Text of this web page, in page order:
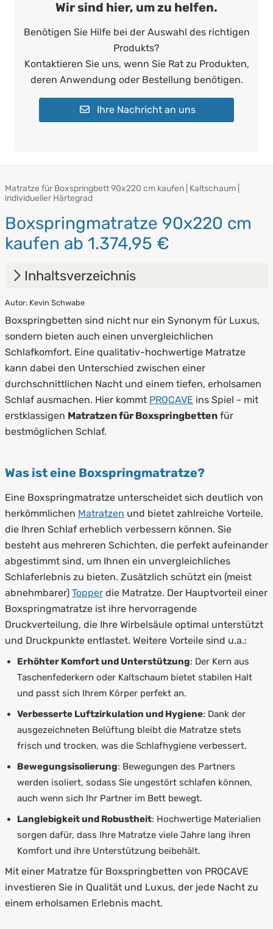
Wir sind hier, um zu helfen.
Benötigen Sie Hilfe bei der Auswahl des richtigen
Produkts?
Kontaktieren Sie uns, wenn Sie Rat zu Produkten,
deren Anwendung oder Bestellung benötigen.
Ihre Nachricht an uns
Matratze für Boxspringbett 90x220 cm kaufen | Kaltschaum |
individueller Härtegrad
Boxspringmatratze 90x220 cm
kaufen ab 1.374,95 €
Inhaltsverzeichnis
1. Was ist eine Boxspringmatratze?
2. Härtegrad einer Boxspringmatratze
3. Materialien & Topper
4. Pflege & Hygiene
Autor: Kevin Schwabe
Boxspringbetten sind nicht nur ein Synonym für Luxus,
sondern bieten auch einen unvergleichlichen
Schlafkomfort. Eine qualitativ-hochwertige Matratze
kann dabei den Unterschied zwischen einer
durchschnittlichen Nacht und einem tiefen, erholsamen
Schlaf ausmachen. Hier kommt PROCAVE ins Spiel - mit
erstklassigen Matratzen für Boxspringbetten für
bestmöglichen Schlaf.
Was ist eine Boxspringmatratze?
Eine Boxspringmatratze unterscheidet sich deutlich von
herkömmlichen Matratzen und bietet zahlreiche Vorteile,
die Ihren Schlaf erheblich verbessern können. Sie
besteht aus mehreren Schichten, die perfekt aufeinander
abgestimmt sind, um Ihnen ein unvergleichliches
Schlaferlebnis zu bieten. Zusätzlich schützt ein (meist
abnehmbarer) Topper die Matratze. Der Hauptvorteil einer
Boxspringmatratze ist ihre hervorragende
Druckverteilung, die Ihre Wirbelsäule optimal unterstützt
und Druckpunkte entlastet. Weitere Vorteile sind u.a.:
Erhöhter Komfort und Unterstützung: Der Kern aus
Taschenfederkern oder Kaltschaum bietet stabilen Halt
und passt sich Ihrem Körper perfekt an.
Verbesserte Luftzirkulation und Hygiene: Dank der
ausgezeichneten Belüftung bleibt die Matratze stets
frisch und trocken, was die Schlafhygiene verbessert.
Bewegungsisolierung: Bewegungen des Partners
werden isoliert, sodass Sie ungestört schlafen können,
auch wenn sich Ihr Partner im Bett bewegt.
Langlebigkeit und Robustheit: Hochwertige Materialien
sorgen dafür, dass Ihre Matratze viele Jahre lang ihren
Komfort und ihre Unterstützung beibehält.
Mit einer Matratze für Boxspringbetten von PROCAVE
investieren Sie in Qualität und Luxus, der jede Nacht zu
einem erholsamen Erlebnis macht.